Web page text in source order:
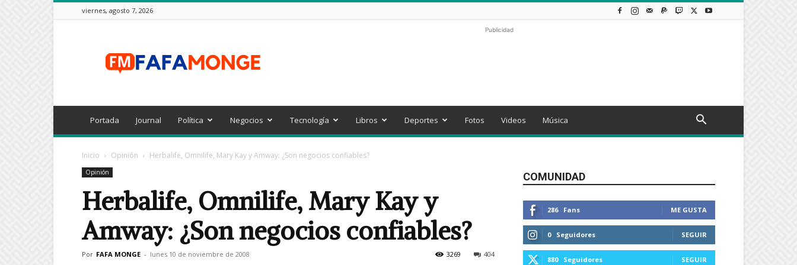
viernes, agosto 7, 2026
Publicidad
Portada Journal Política Negocios Tecnología Libros Deportes Fotos Videos Música
Inicio Opinión Herbalife, Omnilife, Mary Kay y Amway: ¿Son negocios confiables?
Opinión
Herbalife, Omnilife, Mary Kay y
Amway: ¿Son negocios confiables?
Por FAFA MONGE - lunes 10 de noviembre de 2008 404
3269
COMUNIDAD
286 Fans ME GUSTA
0 Seguidores SEGUIR
880 Seguidores SEGUIR